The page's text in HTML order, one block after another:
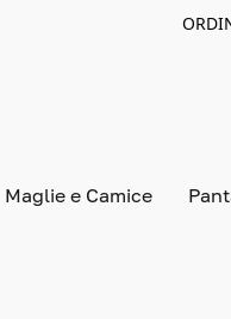
Maglie e Camice